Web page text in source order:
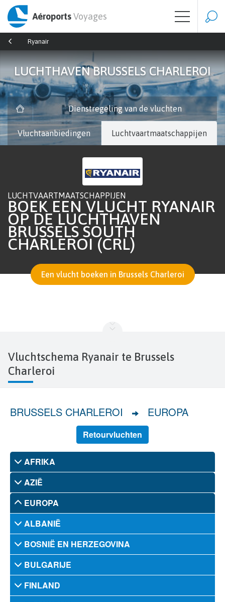
AéroportsVoyages
Ryanair
LUCHTHAVEN BRUSSELS CHARLEROI
Dienstregeling van de vluchten
Vluchtaanbiedingen Luchtvaartmaatschappijen
LUCHTVAARTMAATSCHAPPIJEN
BOEK EEN VLUCHT RYANAIR
OP DE LUCHTHAVEN
BRUSSELS SOUTH
CHARLEROI (CRL)
Een vlucht boeken in Brussels Charleroi
Vluchtschema Ryanair te Brussels
Charleroi